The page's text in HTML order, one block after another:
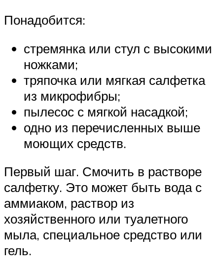
Понадобится:
стремянка или стул с высокими
ножками;
тряпочка или мягкая салфетка
из микрофибры;
пылесос с мягкой насадкой;
одно из перечисленных выше
моющих средств.
Первый шаг. Смочить в растворе
салфетку. Это может быть вода с
аммиаком, раствор из
хозяйственного или туалетного
мыла, специальное средство или
гель.